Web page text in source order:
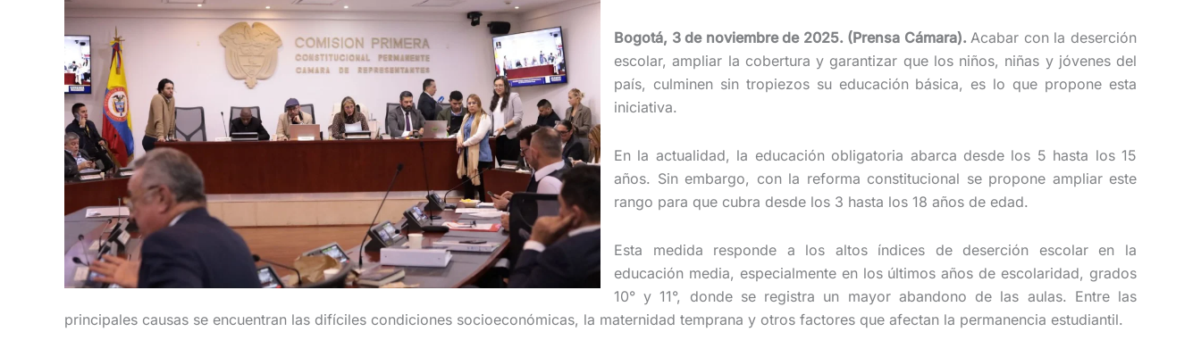
Bogotá, 3 de noviembre de 2025. (Prensa Cámara).Acabar con la deserción
escolar, ampliar la cobertura y garantizar que los niños, niñas y jóvenes del
país, culminen sin tropiezos su educación básica, es lo que propone esta
iniciativa.
En la actualidad, la educación obligatoria abarca desde los 5 hasta los 15
años. Sin embargo, con la reforma constitucional se propone ampliar este
rango para que cubra desde los 3 hasta los 18 años de edad.
Esta medida responde a los altos índices de deserción escolar en la
educación media, especialmente en los últimos años de escolaridad, grados
10° y 11°, donde se registra un mayor abandono de las aulas. Entre las
principales causas se encuentran las difíciles condiciones socioeconómicas, la maternidad temprana y otros factores que afectan la permanencia estudiantil.